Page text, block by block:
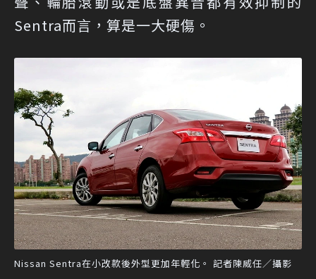
Sentra而言，算是一大硬傷。
Nissan Sentra在小改款後外型更加年輕化。 記者陳威任／攝影